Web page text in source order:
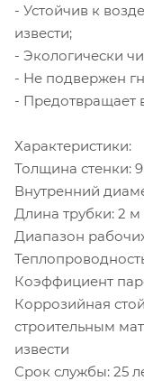
- Устойчив к
извести;
- Экологически
- Не подвержен
- Предотвращает
Характеристики:
Толщина стенки:
Внутренний
Длина трубки: 2 м
Диапазон
Коэффициент
Коррозийная
строительным
извести
Срок службы: 25